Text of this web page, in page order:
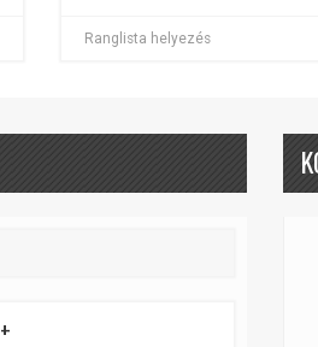
Ranglista helyezés